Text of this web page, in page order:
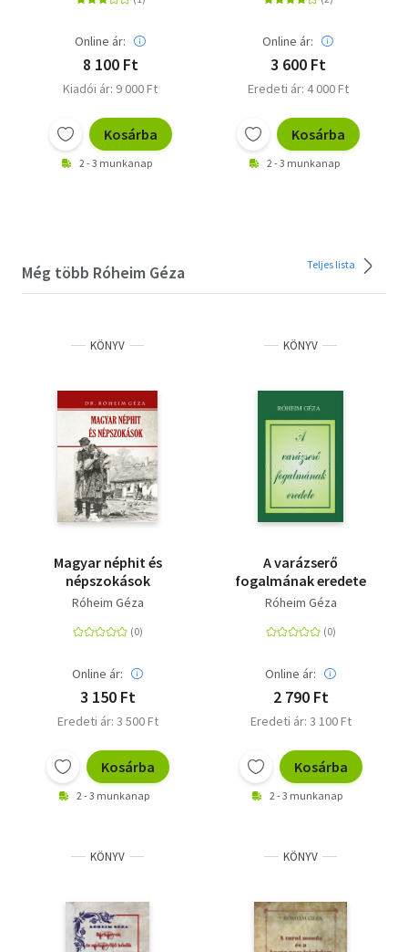
Online ár:
8 100 Ft
Kiadói ár: 9 000 Ft
Kosárba
2 - 3 munkanap
Online ár:
3 600 Ft
Eredeti ár: 4 000 Ft
Kosárba
2 - 3 munkanap
Még több Róheim Géza Teljes lista
KÖNYV
Magyar néphit és
népszokások
Róheim Géza
Online ár:
3 150 Ft
Eredeti ár: 3 500 Ft
Kosárba
2 - 3 munkanap
KÖNYV
A varázserő
fogalmának eredete
Róheim Géza
Online ár:
2 790 Ft
Eredeti ár: 3 100 Ft
Kosárba
2 - 3 munkanap
KÖNYV KÖNYV